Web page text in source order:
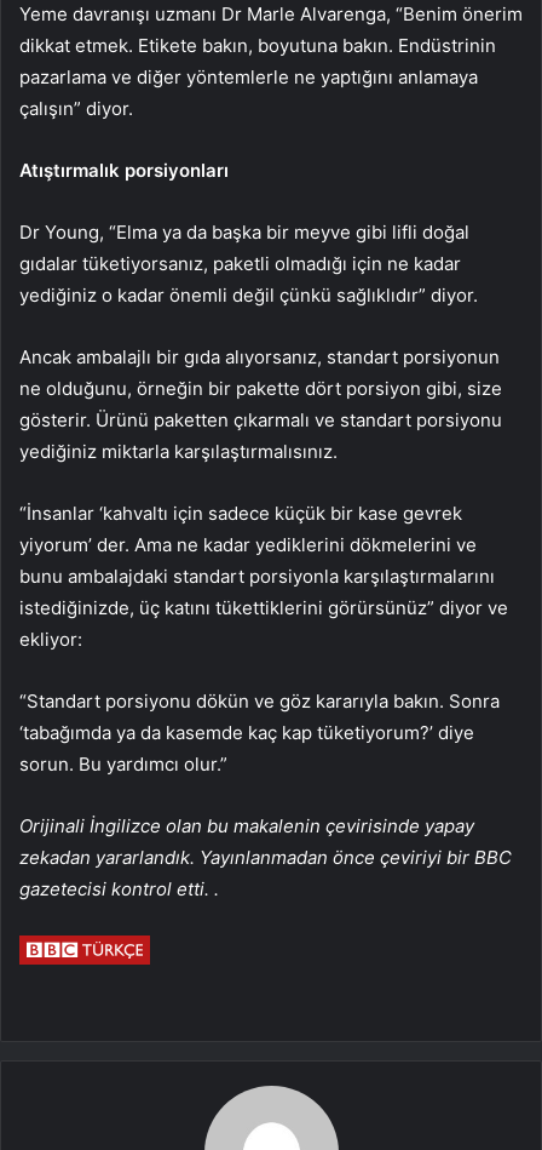
Yeme davranışı uzmanı Dr Marle Alvarenga, “Benim önerim
dikkat etmek. Etikete bakın, boyutuna bakın. Endüstrinin
pazarlama ve diğer yöntemlerle ne yaptığını anlamaya
çalışın” diyor.
Atıştırmalık porsiyonları
Dr Young, “Elma ya da başka bir meyve gibi lifli doğal
gıdalar tüketiyorsanız, paketli olmadığı için ne kadar
yediğiniz o kadar önemli değil çünkü sağlıklıdır” diyor.
Ancak ambalajlı bir gıda alıyorsanız, standart porsiyonun
ne olduğunu, örneğin bir pakette dört porsiyon gibi, size
gösterir. Ürünü paketten çıkarmalı ve standart porsiyonu
yediğiniz miktarla karşılaştırmalısınız.
“İnsanlar ‘kahvaltı için sadece küçük bir kase gevrek
yiyorum’ der. Ama ne kadar yediklerini dökmelerini ve
bunu ambalajdaki standart porsiyonla karşılaştırmalarını
istediğinizde, üç katını tükettiklerini görürsünüz” diyor ve
ekliyor:
“Standart porsiyonu dökün ve göz kararıyla bakın. Sonra
‘tabağımda ya da kasemde kaç kap tüketiyorum?’ diye
sorun. Bu yardımcı olur.”
Orijinali İngilizce olan bu makalenin çevirisinde yapay
zekadan yararlandık. Yayınlanmadan önce çeviriyi bir BBC
gazetecisi kontrol etti. .